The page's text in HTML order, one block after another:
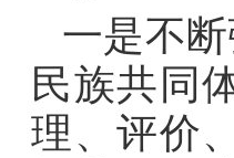
一是不
民族共同
理、评价